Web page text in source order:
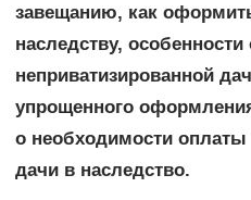
завещанию, как
наследству,
неприватизированной
упрощенного
о необходимости оплаты
дачи в наследство.